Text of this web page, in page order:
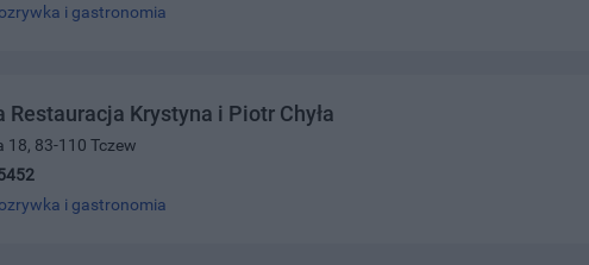
i gastronomia
Restauracja Krystyna i Piotr Chyła
18, 83-110 Tczew
i gastronomia